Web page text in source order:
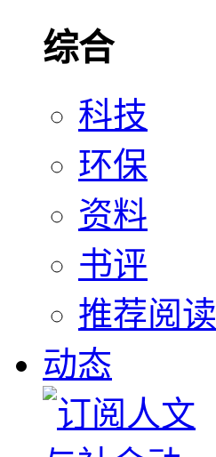
综合
科技
环保
资料
书评
推荐阅读
动态